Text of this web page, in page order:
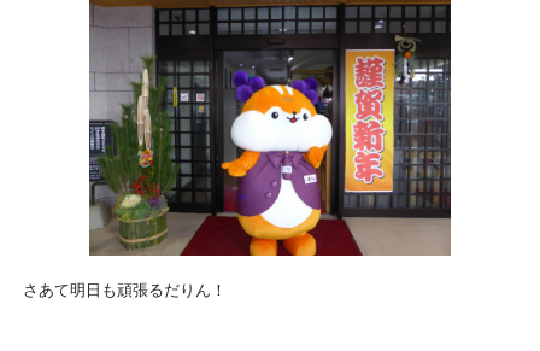
さあて明日も頑張るだりん！